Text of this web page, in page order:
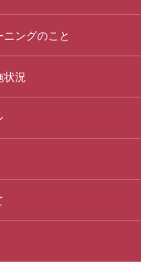
ングのこと
状況